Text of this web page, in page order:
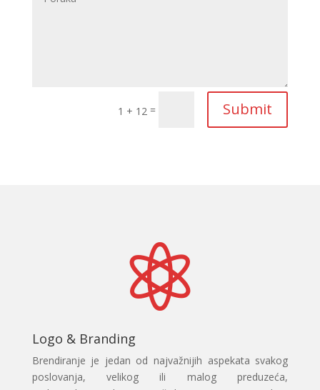
1 + 12 = Submit

Logo & Branding
Brendiranje je jedan od najvažnijih aspekata svakog
poslovanja, velikog ili malog preduzeća,